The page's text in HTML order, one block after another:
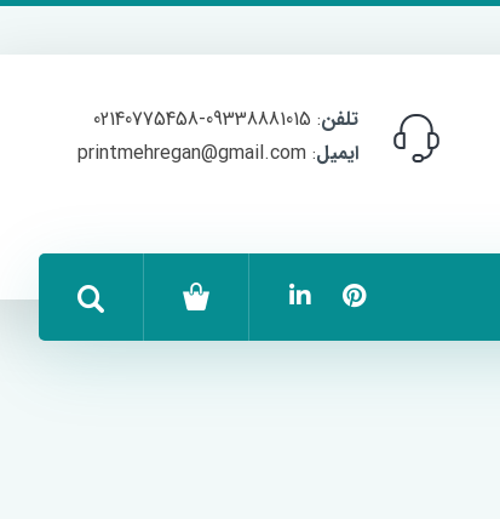
تلفن: 09338881015-02140775458
ایمیل: printmehregan@gmail.com